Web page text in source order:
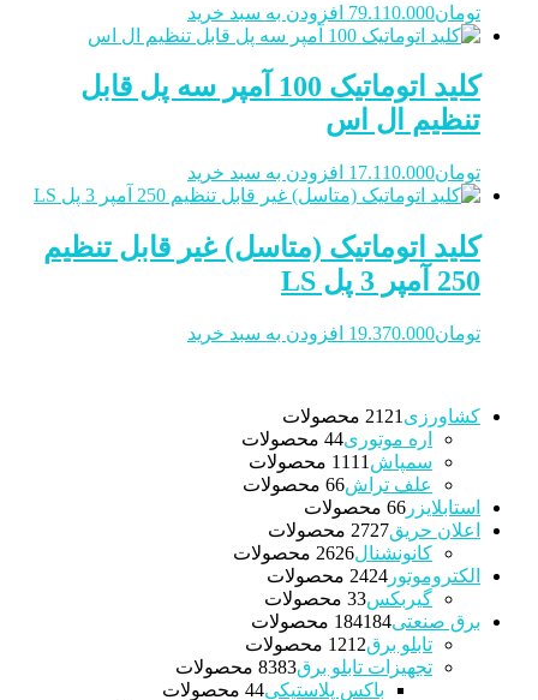
تومان79.110.000 افزودن به سبد خرید
کلید اتوماتیک 100 آمپر سه پل قابل
تنظیم ال اس
تومان17.110.000 افزودن به سبد خرید
کلید اتوماتیک (متاسل) غیر قابل تنظیم
250 آمپر 3 پل LS
تومان19.370.000 افزودن به سبد خرید
کشاورزی 21 21 محصولات
اره موتوری 44 محصولات
سمپاش
11 11 محصولات
علف تراش 66 محصولات
استابلایزر
66 محصولات
اعلان حریق
2727 محصولات
کانونشنال
2626 محصولات
الکتروموتور
2424 محصولات
گیربکس 33 محصولات
برق صنعتی
184184 محصولات
تابلو برق
1212 محصولات
تجهیزات تابلو برق
8383 محصولات
باکس پلاستیکی 44 محصولات